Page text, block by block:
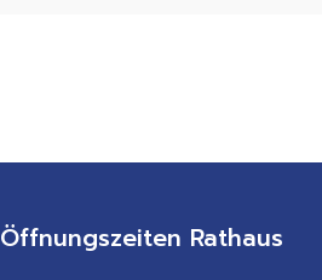
Öffnungszeiten Rathaus